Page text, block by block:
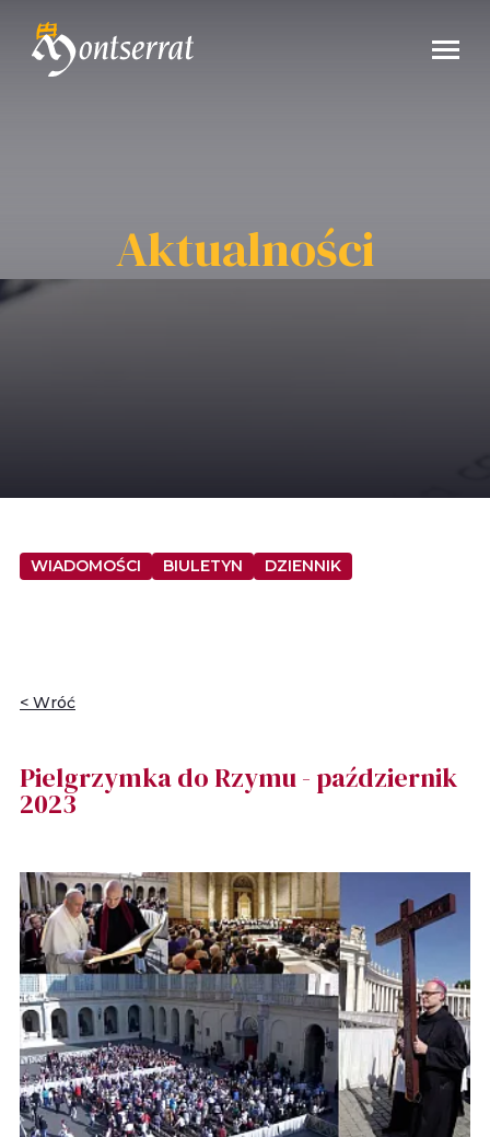
Aktualności
WIADOMOŚCI BIULETYN DZIENNIK
< Wróć
Pielgrzymka do Rzymu - październik
2023